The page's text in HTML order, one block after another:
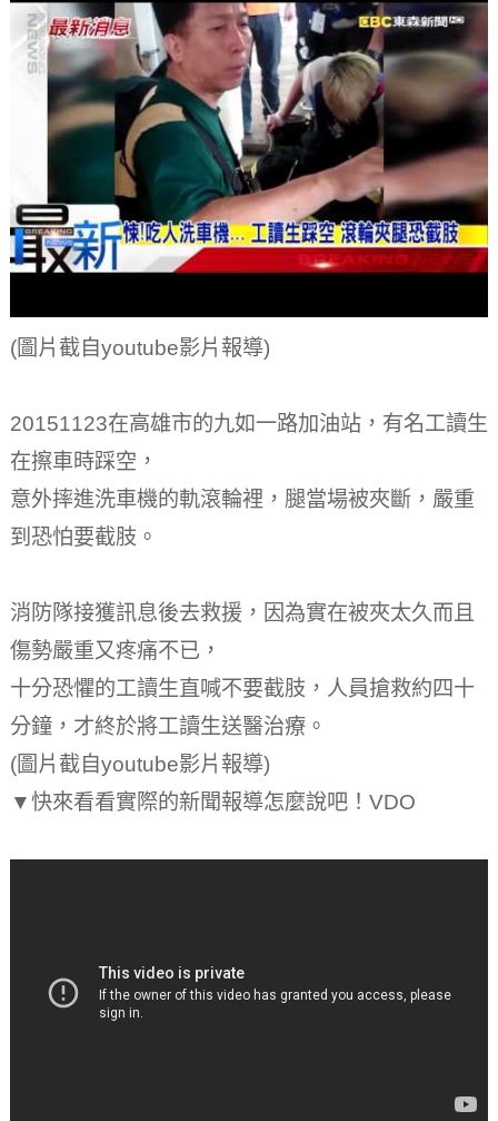
(圖片截自youtube影片報導)
20151123在高雄市的九如一路加油站，有名工讀生
在擦車時踩空，
意外摔進洗車機的軌滾­輪裡，腿當場被夾斷，嚴重
到恐怕要截肢。
消防隊接獲訊息後去救援，因為實在被夾太久而且
傷勢嚴重又疼痛不已，
十分恐懼的工讀生直喊不要截肢，人員搶救約四十
分鐘，才終於將工讀生送醫治療。
(圖片截自youtube影片報導)
▼快來看看實際的新聞報導怎麼說吧！VDO